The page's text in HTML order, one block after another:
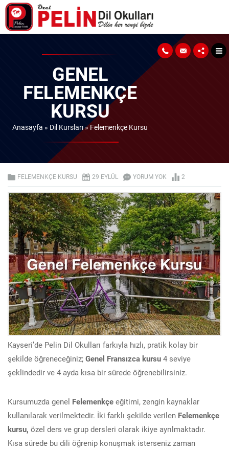
GENEL
FELEMENKÇE
KURSU
Anasayfa » Dil Kursları»Felemenkçe Kursu
FELEMENKÇE KURSU 29 EYLÜL YORUM YOK 2
Kayseri’de Pelin Dil Okulları farkıyla hızlı, pratik kolay bir
şekilde öğreneceğiniz; Genel Fransızca kursu 4 seviye
şeklindedir ve 4 ayda kısa bir sürede öğrenebilirsiniz.
Kursumuzda genel Felemenkçe eğitimi, zengin kaynaklar
kullanılarak verilmektedir. İki farklı şekilde verilen Felemenkçe
kursu, özel ders ve grup dersleri olarak ikiye ayrılmaktadır.
Kısa sürede bu dili öğrenip konuşmak isterseniz zaman